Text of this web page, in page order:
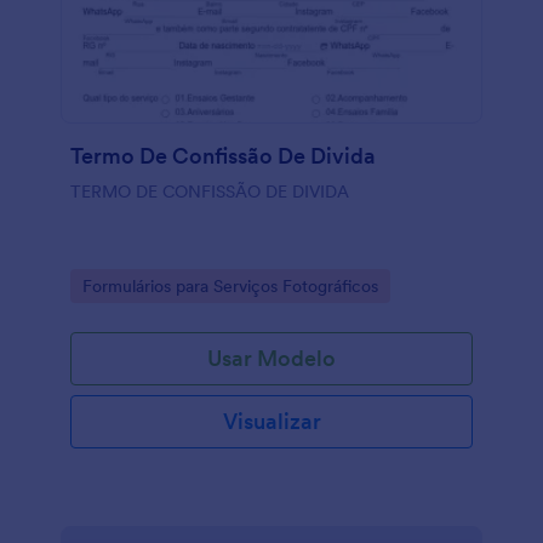
Termo De Confissão De Divida
TERMO DE CONFISSÃO DE DIVIDA
Go to Category:
Formulários para Serviços Fotográficos
Usar Modelo
Visualizar